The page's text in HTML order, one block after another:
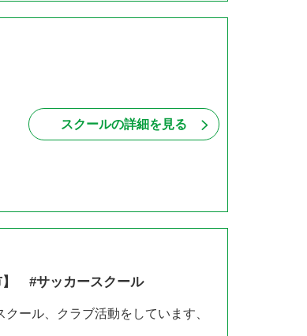
スクールの詳細を見る
】 #サッカースクール
ール、クラブ活動をしています、